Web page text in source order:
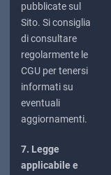
pubblicate sul
Sito. Si consiglia
di consultare
regolarmente le
CGU per tenersi
informati su
eventuali
aggiornamenti.
7. Legge
applicabile e